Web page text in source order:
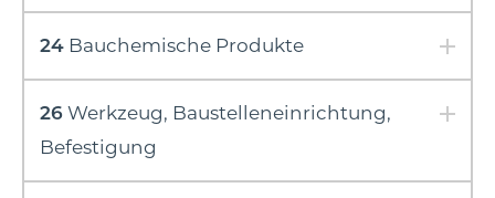
24 Bauchemische Produkte
26 Werkzeug, Baustelleneinrichtung,
Befestigung